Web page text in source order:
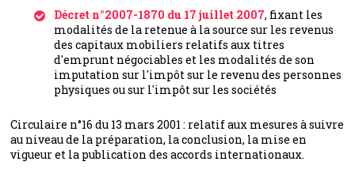
Décret n°2007-1870 du 17 juillet 2007, fixant les
modalités de la retenue à la source sur les revenus
des capitaux mobiliers relatifs aux titres
d'emprunt négociables et les modalités de son
imputation sur l'impôt sur le revenu des personnes
physiques ou sur l'impôt sur les sociétés
Circulaire n°16 du 13 mars 2001 : relatif aux mesures à suivre
au niveau de la préparation, la conclusion, la mise en
vigueur et la publication des accords internationaux.